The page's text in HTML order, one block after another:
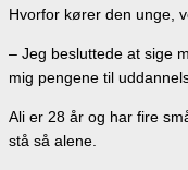
Hvorfor kører den unge,
– Jeg besluttede at sige
mig pengene til
Ali er 28 år og har fire
stå så alene.